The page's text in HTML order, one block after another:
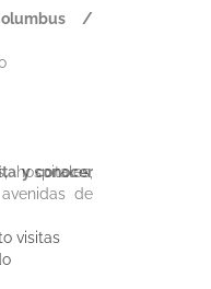
/
hospitales,
de
y conocer
visitas